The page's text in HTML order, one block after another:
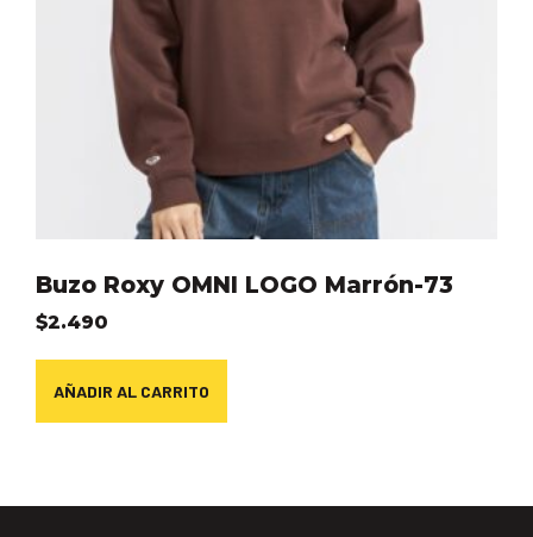
Buzo Roxy OMNI LOGO Marrón-73
$2.490
AÑADIR AL CARRITO